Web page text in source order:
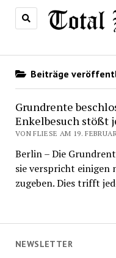
NEWSLETTER
Beiträge
Grundrente
Enkelbesuch stößt
VON FLIESE AM 19.
Berlin – Die
sie verspricht einigen
zugeben. Dies trifft